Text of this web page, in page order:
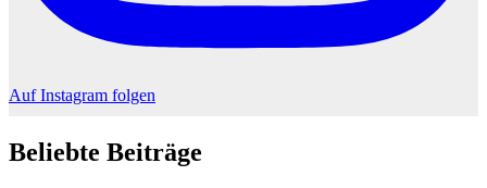
Auf Instagram folgen
Beliebte Beiträge